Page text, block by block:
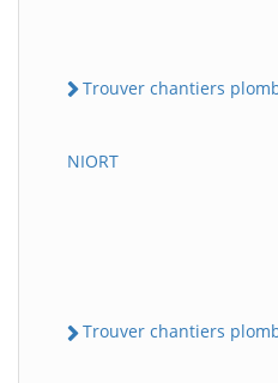
Trouver chantiers
NIORT
Trouver chantiers